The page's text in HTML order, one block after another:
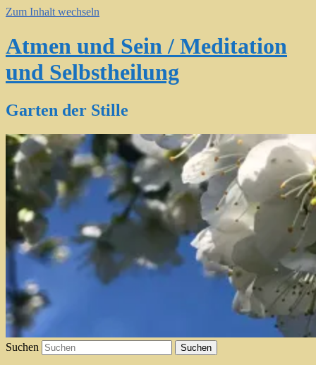
Zum Inhalt wechseln
Atmen und Sein / Meditation
und Selbstheilung
Garten der Stille
Suchen